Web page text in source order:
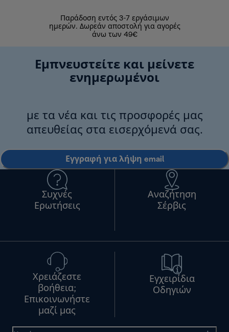
Παράδοση εντός 3-7 εργάσιμων
ημερών. Δωρεάν αποστολή για αγορές
άνω των 49€
Εμπνευστείτε και μείνετε
ενημερωμένοι
με τα νέα και τις προσφορές μας
απευθείας στα εισερχόμενά σας.
Εγγραφή για λήψη email
Συχνές
Ερωτήσεις
Αναζήτηση
Σέρβις
Χρειάζεστε
βοήθεια;
Επικοινωνήστε
μαζί μας
Εγχειρίδια
Οδηγιών